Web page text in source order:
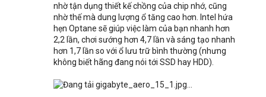
nhờ tận dụng thiết kế chồng của chip nhớ, cũng
nhờ thế mà dung lượng ổ tăng cao hơn. Intel hứa
hẹn Optane sẽ giúp việc làm của bạn nhanh hơn
2,2 lần, chơi sướng hơn 4,7 lần và sáng tạo nhanh
hơn 1,7 lần so với ổ lưu trữ bình thường (nhưng
không biết hãng đang nói tới SSD hay HDD).